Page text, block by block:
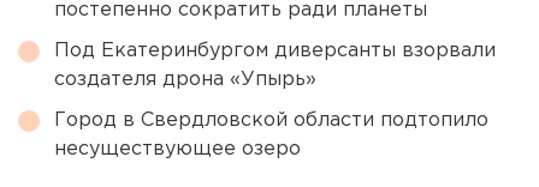
постепенно сократить ради планеты
Под Екатеринбургом диверсанты взорвали
создателя дрона «Упырь»
Город в Свердловской области подтопило
несуществующее озеро